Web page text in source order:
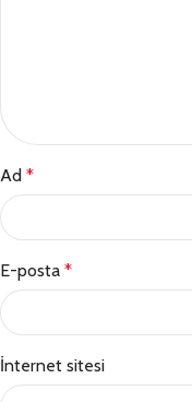
Ad *
E-posta *
İnternet sitesi